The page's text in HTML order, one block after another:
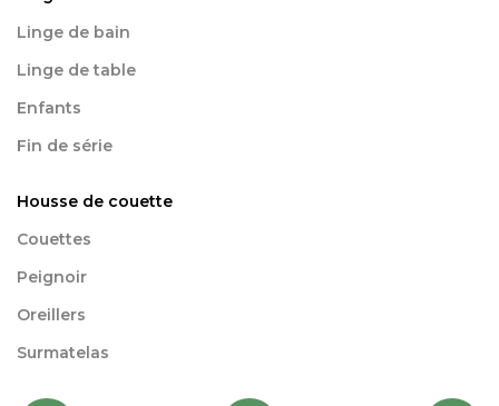
Linge de bain
Linge de table
Enfants
Fin de série
Housse de couette
Couettes
Peignoir
Oreillers
Surmatelas